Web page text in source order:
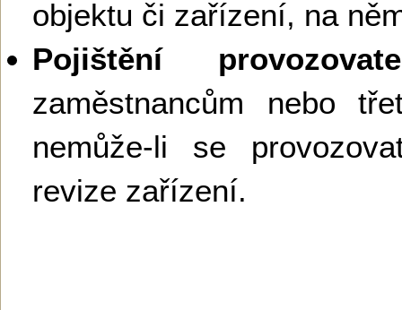
objektu či zařízení, na
Pojištění
zaměstnancům nebo
nemůže-li se
revize zařízení.